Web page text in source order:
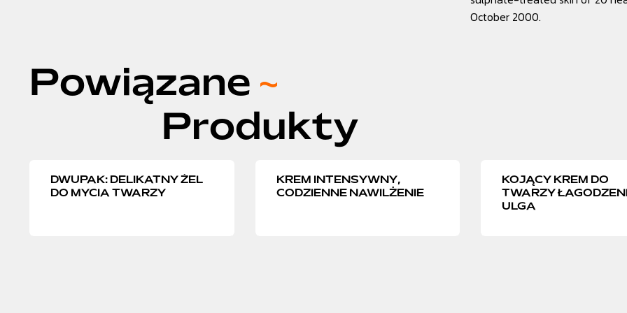
October 2000.
Powiązane ~
Produkty
DWUPAK: DELIKATNY ŻEL
DO MYCIA TWARZY
KREM INTENSYWNY,
CODZIENNE NAWILŻENIE
KOJĄCY KREM DO
TWARZY
ULGA